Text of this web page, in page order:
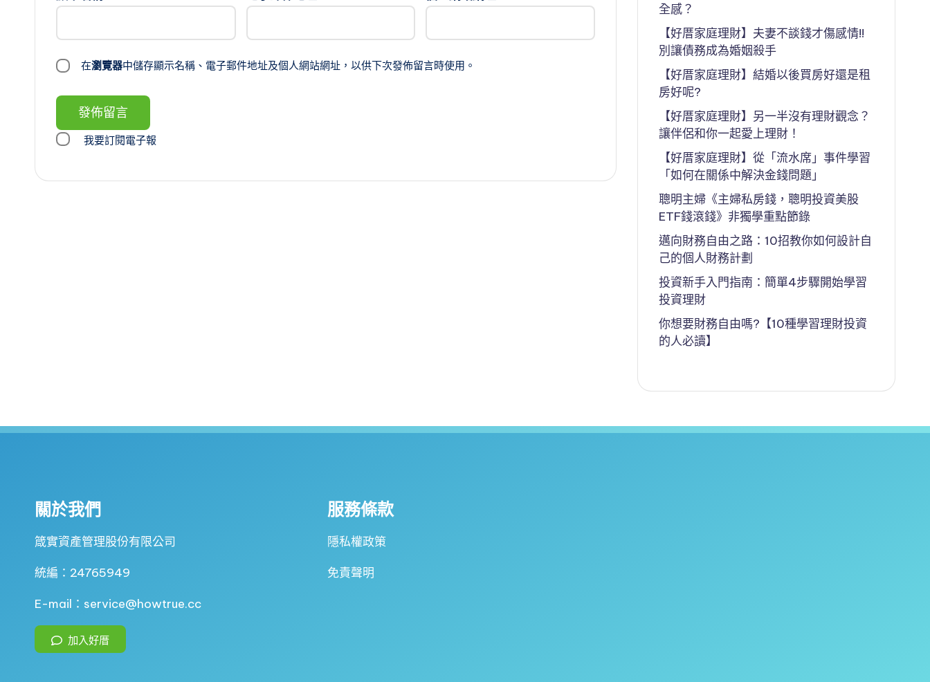
在瀏覽器中儲存顯示名稱、電子郵件地址及個人網站網址，以供下次發佈留言時使用。
我要訂閱電子報
全感？
【好厝家庭理財】夫妻不談錢才傷感情!!
別讓債務成為婚姻殺手
【好厝家庭理財】結婚以後買房好還是租
房好呢?
【好厝家庭理財】另一半沒有理財觀念？
讓伴侶和你一起愛上理財！
【好厝家庭理財】從「流水席」事件學習
「如何在關係中解決金錢問題」
聰明主婦《主婦私房錢，聰明投資美股
ETF錢滾錢》非獨學重點節錄
邁向財務自由之路：10招教你如何設計自
己的個人財務計劃
投資新手入門指南：簡單4步驟開始學習
投資理財
你想要財務自由嗎?【10種學習理財投資
的人必讀】
關於我們
箴實資產管理股份有限公司
統編：24765949
E-mail：service@howtrue.cc
加入好厝
服務條款
隱私權政策
免責聲明